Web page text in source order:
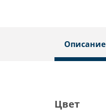
Описание
Цвет